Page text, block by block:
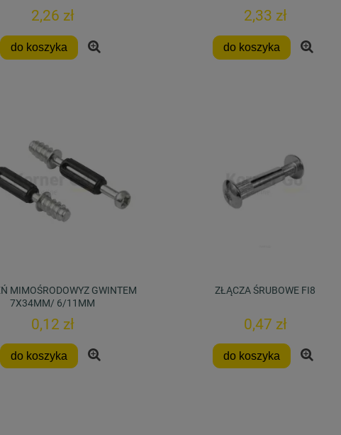
2,26 zł
do koszyka
2,33 zł
do koszyka
MIMOŚRODOWYZ GWINTEM
7X34MM/ 6/11MM
0,12 zł
do koszyka
ZŁĄCZA ŚRUBOWE FI8
0,47 zł
do koszyka